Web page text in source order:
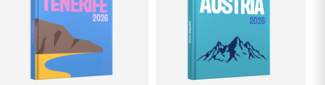
🇳🇱PAÍSES BAJOS
🇵🇱
🇵🇹PORTUGAL
🇬🇧REINO UNIDO